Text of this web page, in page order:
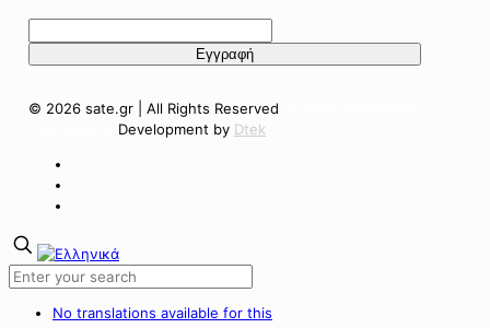
© 2026 sate.gr | All Rights Reserved
Development by Dtek
No translations available for this